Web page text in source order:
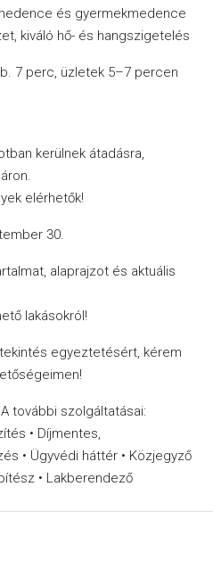
és gyermekmedence
kiváló hő- és hangszigetelés
7 perc, üzletek 5–7 percen
kerülnek átadásra,
elérhetők!
30.
alaprajzot és aktuális
lakásokról!
egyeztetésért, kérem
további szolgáltatásai:
• Díjmentes,
• Ügyvédi háttér • Közjegyző
• Lakberendező